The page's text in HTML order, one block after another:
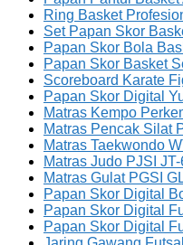
Ring Basket
Set Papan Skor
Papan Skor Bola
Papan Skor Basket
Scoreboard Karate
Papan Skor Digital
Matras Kempo
Matras Pencak Silat
Matras Taekwondo
Matras Judo PJSI
Matras Gulat PGSI
Papan Skor Digital
Papan Skor Digital
Papan Skor Digital